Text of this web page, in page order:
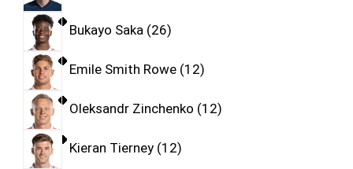
Bukayo Saka 26
Emile Smith Rowe 12
Oleksandr Zinchenko 12
Kieran Tierney 12